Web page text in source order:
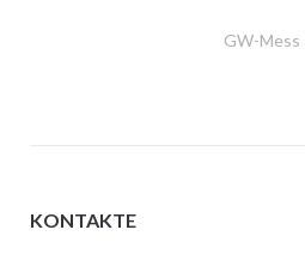
GW-Mess
KONTAKTE